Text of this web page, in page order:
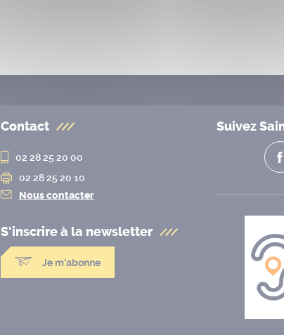
Contact
02 28 25 20 00
02 28 25 20 10
Nous contacter
S'inscrire à la newsletter
Je m'abonne
Suivez